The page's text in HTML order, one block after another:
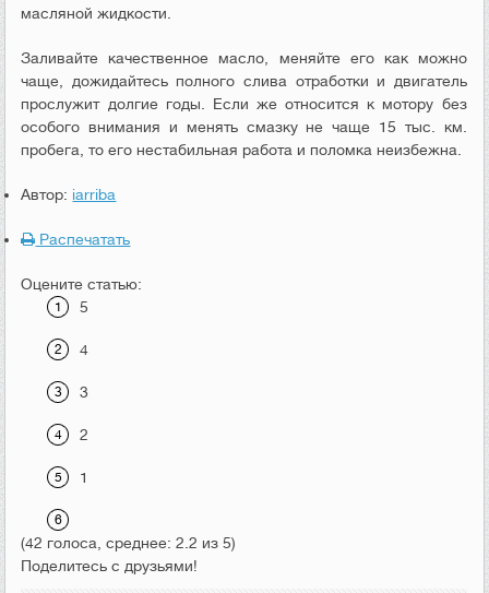
масляной жидкости.
Заливайте качественное масло, меняйте его как можно
чаще, дожидайтесь полного слива отработки и двигатель
прослужит долгие годы. Если же относится к мотору без
особого внимания и менять смазку не чаще 15 тыс. км.
пробега, то его нестабильная работа и поломка неизбежна.
Автор: iarriba
Распечатать
Оцените статью:
5
4
3
2
1
(42 голоса, среднее: 2.2 из 5)
Поделитесь с друзьями!